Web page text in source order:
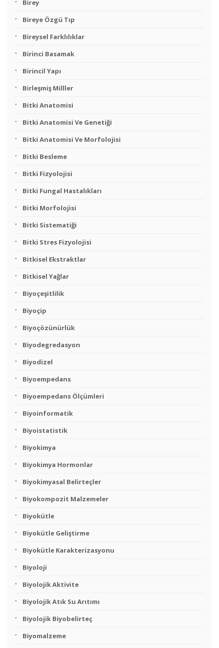
Birey
Bireye Özgü Tıp
Bireysel Farklılıklar
Birinci Basamak
Birincil Yapı
Birleşmiş Milller
Bitki Anatomisi
Bitki Anatomisi Ve Genetiği
Bitki Anatomisi Ve Morfolojisi
Bitki Besleme
Bitki Fizyolojisi
Bitki Fungal Hastalıkları
Bitki Morfolojisi
Bitki Sistematiği
Bitki Stres Fizyolojisi
Bitkisel Ekstraktlar
Bitkisel Yağlar
Biyoçeşitlilik
Biyoçip
Biyoçözünürlük
Biyodegredasyon
Biyodizel
Biyoempedans
Biyoempedans Ölçümleri
Biyoinformatik
Biyoistatistik
Biyokimya
Biyokimya Hormonlar
Biyokimyasal Belirteçler
Biyokompozit Malzemeler
Biyokütle
Biyokütle Geliştirme
Biyokütle Karakterizasyonu
Biyoloji
Biyolojik Aktivite
Biyolojik Atık Su Arıtımı
Biyolojik Biyobelirteç
Biyomalzeme